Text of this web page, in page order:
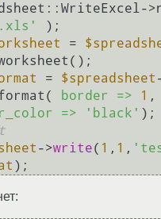
=
= $spreadsheet
border => 1
=>
'black' );
->write( 1 , 1 ,